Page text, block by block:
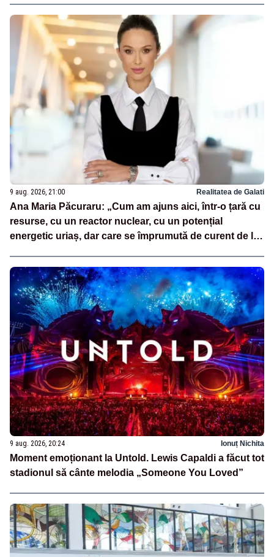
9 aug. 2026, 21:00 Realitatea de Galati
Ana Maria Păcuraru: „Cum am ajuns aici, într-o țară cu
resurse, cu un reactor nuclear, cu un potențial
energetic uriaș, dar care se împrumută de curent de la
9 aug. 2026, 20:24 Ionuț Nichita
Moment emoționant la Untold. Lewis Capaldi a făcut tot
stadionul să cânte melodia „Someone You Loved”